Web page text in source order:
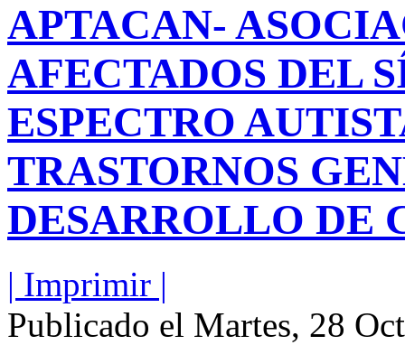
APTACAN-
AFECTADOS DEL
ESPECTRO
TRASTORNOS
DESARROLLO DE
| Imprimir |
Publicado el Martes, 28